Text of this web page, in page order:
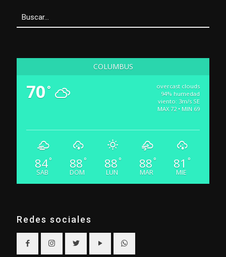
COLUMBUS
70 °
overcast clouds
94% humedad
viento: 3m/s SE
MAX 72 • MIN 69
84°
SAB
88 °
DOM
88 °
LUN
88 °
MAR
81 °
MIE
Redes sociales